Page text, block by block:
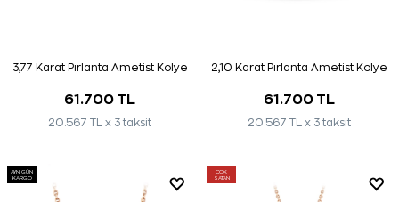
3,77 Karat Pırlanta Ametist Kolye
61.700 TL
20.567 TL x 3 taksit
2,10 Karat Pırlanta Ametist Kolye
61.700 TL
20.567 TL x 3 taksit
AYNI GÜN
KARGO
ÇOK
SATAN